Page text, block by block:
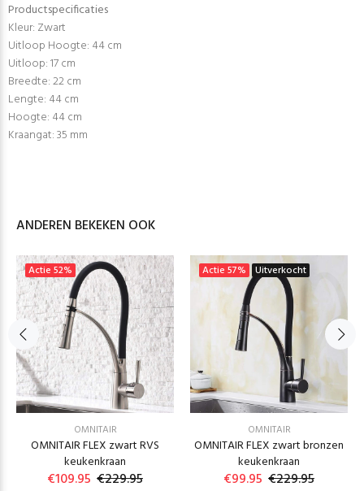
Productspecificaties
Kleur: Zwart
Uitloop Hoogte: 44 cm
Uitloop: 17 cm
Breedte: 22 cm
Lengte: 44 cm
Hoogte: 44 cm
Kraangat: 35 mm
ANDEREN BEKEKEN OOK
Actie 52%
OMNITAIR
OMNITAIR FLEX zwart RVS
keukenkraan
€109.95 €229.95
Actie 57% Uitverkocht
OMNITAIR
OMNITAIR FLEX zwart bronzen
keukenkraan
€99.95 €229.95